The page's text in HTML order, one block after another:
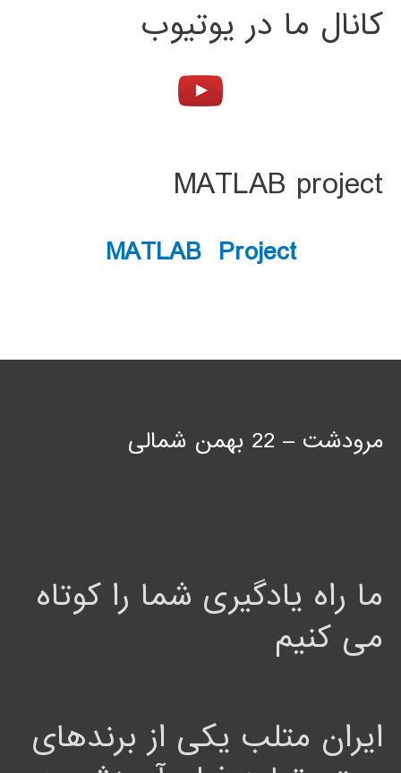
کانال ما در یوتیوب
MATLAB project
MATLAB Project
مرودشت – 22 بهمن شمالی
ما راه یادگیری شما را کوتاه
می کنیم
ایران متلب یکی از برندهای